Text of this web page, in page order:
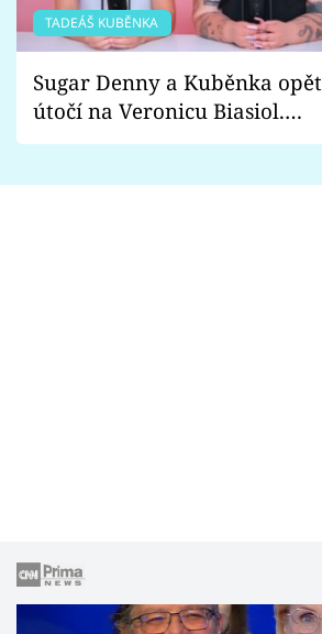
TADEÁŠ KUBĚNKA
Sugar Denny a Kuběnka opět
útočí na Veronicu Biasiol.
Proč je podle nich falešná a